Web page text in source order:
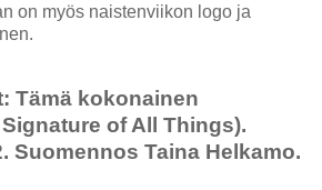
on myös naistenviikon logo ja
Tämä kokonainen
of All Things).
Suomennos Taina Helkamo.